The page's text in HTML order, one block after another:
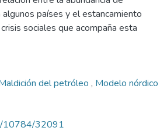
países y el estancamiento
sociales que acompaña esta
del petróleo , Modelo nórdico
10784/32091